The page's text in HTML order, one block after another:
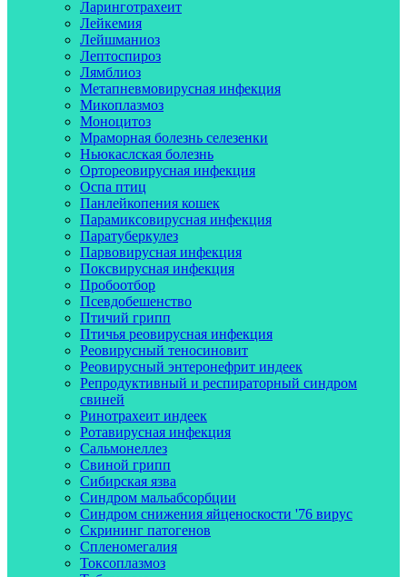
Ларинготрахеит
Лейкемия
Лейшманиоз
Лептоспироз
Лямблиоз
Метапневмовирусная инфекция
Микоплазмоз
Моноцитоз
Мраморная болезнь селезенки
Ньюкаслская болезнь
Ортореовирусная инфекция
Оспа птиц
Панлейкопения кошек
Парамиксовирусная инфекция
Паратуберкулез
Парвовирусная инфекция
Поксвирусная инфекция
Пробоотбор
Псевдобешенство
Птичий грипп
Птичья реовирусная инфекция
Реовирусный теносиновит
Реовирусный энтеронефрит индеек
Репродуктивный и респираторный синдром
свиней
Ринотрахеит индеек
Ротавирусная инфекция
Сальмонеллез
Свиной грипп
Сибирская язва
Синдром мальабсорбции
Синдром снижения яйценоскости '76 вирус
Скрининг патогенов
Спленомегалия
Токсоплазмоз